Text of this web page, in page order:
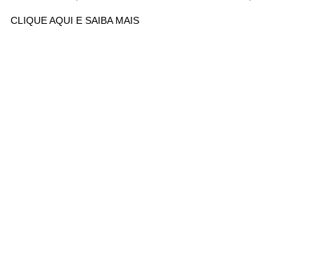
CLIQUE AQUI E SAIBA MAIS